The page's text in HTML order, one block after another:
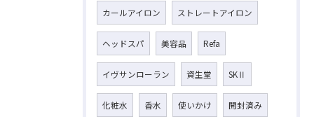
カールアイロン ストレートアイロン
ヘッドスパ 美容品 Refa
イヴサンローラン 資生堂 SKⅡ
化粧水 香水 使いかけ 開封済み